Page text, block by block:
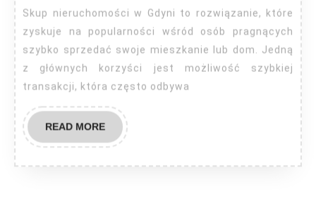
Skup nieruchomości w Gdyni to rozwiązanie, które
zyskuje na popularności wśród osób pragnących
szybko sprzedać swoje mieszkanie lub dom. Jedną
z głównych korzyści jest możliwość szybkiej
transakcji, która często odbywa
READ MOREREAD
MORE